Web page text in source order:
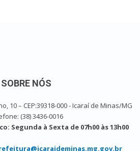
SOBRE NÓS
10 – CEP:39318-000 - Icaraí de Minas/MG
(38) 3436-0016
Segunda à Sexta de 07h00 às 13h00